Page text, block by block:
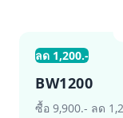
ลด 1,200.-
BW1200
ซื้อ 9,900.- ลด